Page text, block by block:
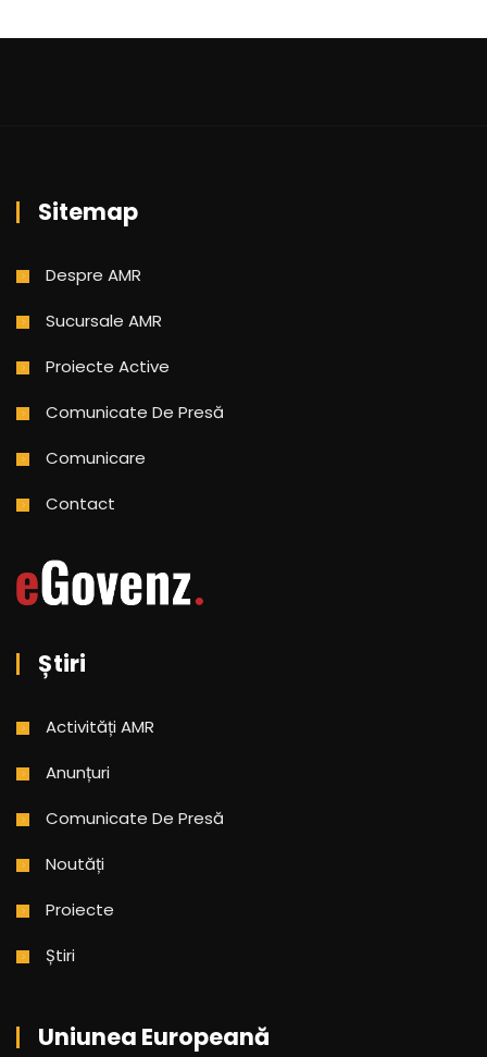
Sitemap
Despre AMR
Sucursale AMR
Proiecte Active
Comunicate De Presă
Comunicare
Contact
Știri
Activități AMR
Anunțuri
Comunicate De Presă
Noutăți
Proiecte
Știri
Uniunea Europeană